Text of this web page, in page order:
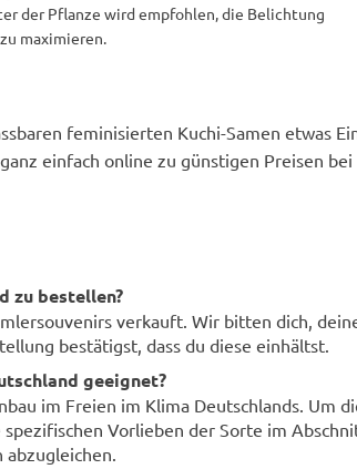
der Pflanze wird empfohlen, die Belichtung
maximieren.
feminisierten Kuchi-Samen etwas
einfach online zu günstigen Preisen bei
zu bestellen?
verkauft. Wir bitten dich,
bestätigst, dass du diese einhältst.
geeignet?
im Freien im Klima Deutschlands. Um
Vorlieben der Sorte im